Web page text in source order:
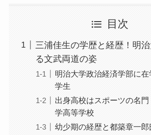
目次
三浦佳生の学歴と経歴！明
る文武両道の姿
明治大学政治経済学部に
学生
出身高校はスポーツの名
学高等学校
幼少期の経歴と都築章一